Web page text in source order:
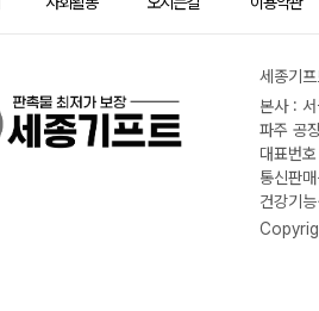
세종기
본사 :
파주 공
대표번
통신판
건강기